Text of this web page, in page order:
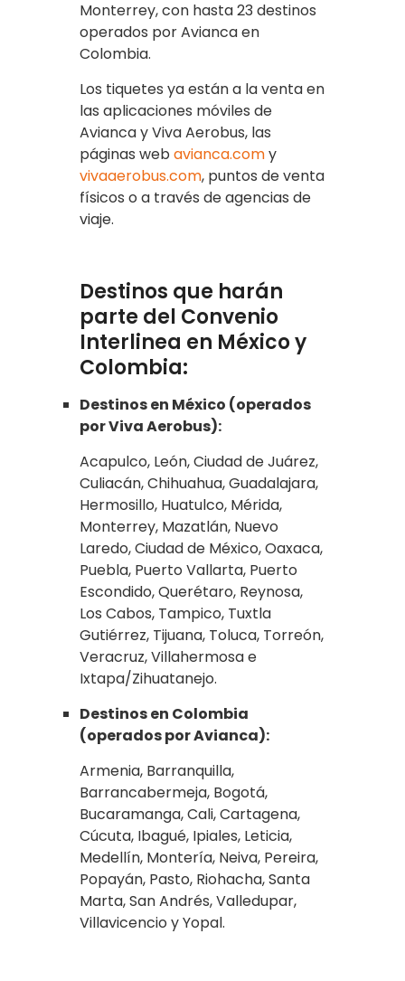
Monterrey, con hasta 23 destinos
operados por Avianca en
Colombia.
Los tiquetes ya están a la venta en
las aplicaciones móviles de
Avianca y Viva Aerobus, las
páginas web avianca.comy
vivaaerobus.com, puntos de venta
físicos o a través de agencias de
viaje.
Destinos que harán
parte del Convenio
Interlinea en México y
Colombia:
Destinos en México (operados
por Viva Aerobus):
Acapulco, León, Ciudad de Juárez,
Culiacán, Chihuahua, Guadalajara,
Hermosillo, Huatulco, Mérida,
Monterrey, Mazatlán, Nuevo
Laredo, Ciudad de México, Oaxaca,
Puebla, Puerto Vallarta, Puerto
Escondido, Querétaro, Reynosa,
Los Cabos, Tampico, Tuxtla
Gutiérrez, Tijuana, Toluca, Torreón,
Veracruz, Villahermosa e
Ixtapa/Zihuatanejo.
Destinos en Colombia
(operados por Avianca):
Armenia, Barranquilla,
Barrancabermeja, Bogotá,
Bucaramanga, Cali, Cartagena,
Cúcuta, Ibagué, Ipiales, Leticia,
Medellín, Montería, Neiva, Pereira,
Popayán, Pasto, Riohacha, Santa
Marta, San Andrés, Valledupar,
Villavicencio y Yopal.